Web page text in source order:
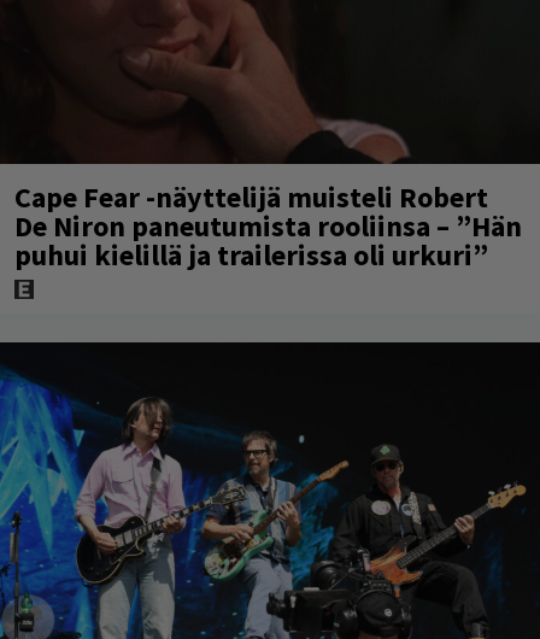
Cape Fear -näyttelijä muisteli Robert
De Niron paneutumista rooliinsa – ”Hän
puhui kielillä ja trailerissa oli urkuri”